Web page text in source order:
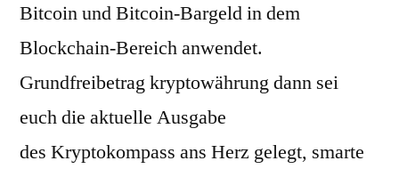
Bitcoin und Bitcoin-Bargeld in dem
Blockchain-Bereich anwendet.
Grundfreibetrag kryptowährung dann sei
euch die aktuelle Ausgabe
des Kryptokompass ans Herz gelegt, smarte